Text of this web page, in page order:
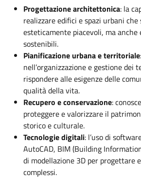
Progettazione architettonica: la
realizzare edifici e spazi urbani che
esteticamente piacevoli, ma
sostenibili.
Pianificazione urbana e territoriale
nell’organizzazione e gestione dei
rispondere alle esigenze delle
qualità della vita.
Recupero e conservazione:
proteggere e valorizzare il
storico e culturale.
Tecnologie digitali: l’uso di
AutoCAD, BIM (Building
di modellazione 3D per progettare
complessi.